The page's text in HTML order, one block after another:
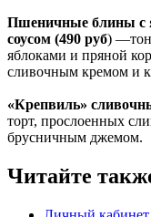
Пшеничные блины с
соусом (490 руб)
яблоками и пряной
сливочным кремом и
«Крепвиль»
торт, прослоенных
брусничным джемом.
Читайте